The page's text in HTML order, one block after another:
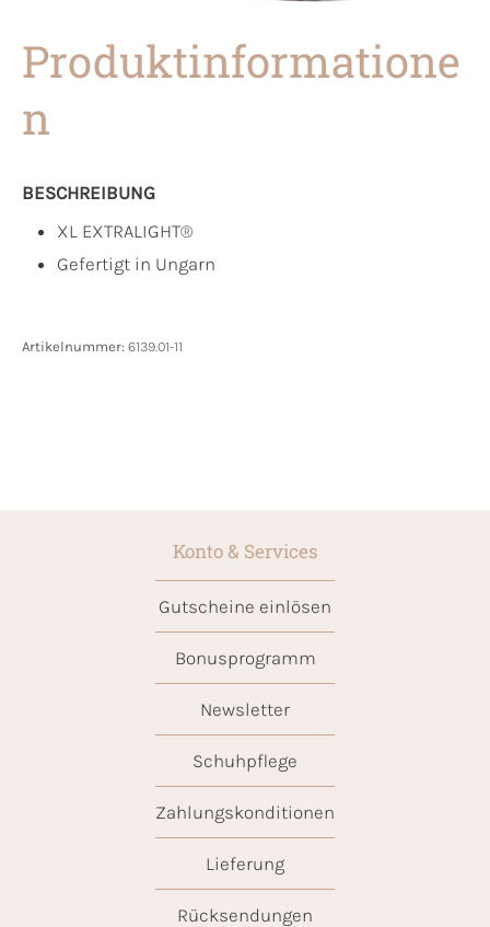
Produktinformatione
n
BESCHREIBUNG
XL EXTRALIGHT®
Gefertigt in Ungarn
Artikelnummer: 6139.01-11
Konto & Services
Gutscheine einlösen
Bonusprogramm
Newsletter
Schuhpflege
Zahlungskonditionen
Lieferung
Rücksendungen